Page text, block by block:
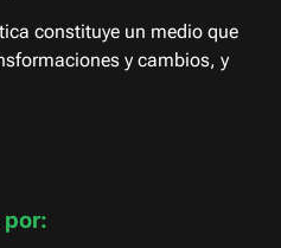
constituye un medio que
y cambios, y
por: